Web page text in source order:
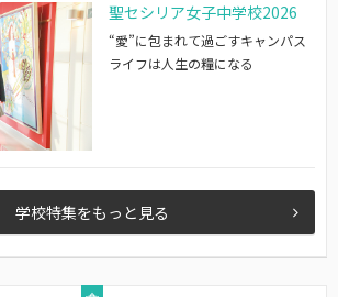
聖セシリア女子中学校2026
“愛”に包まれて過ごすキャンパス
ライフは人生の糧になる
学校特集をもっと見る